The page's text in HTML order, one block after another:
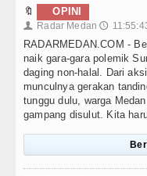
🔖 OPINI
👤 Radar Medan 🕔
RADARMEDAN.COM -
naik gara-gara polemik
daging non-halal. Dari
munculnya gerakan
tunggu dulu, warga
gampang disulut. Kita